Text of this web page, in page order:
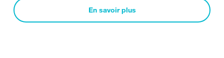
En savoir plus